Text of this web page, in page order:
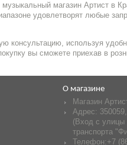
магазин Артист в
удовлетворят любые
используя
вы сможете приехав в
О магазине
Магазин
Адрес: 350059,
(Вход с улицы
транспорта
Телефон: +7